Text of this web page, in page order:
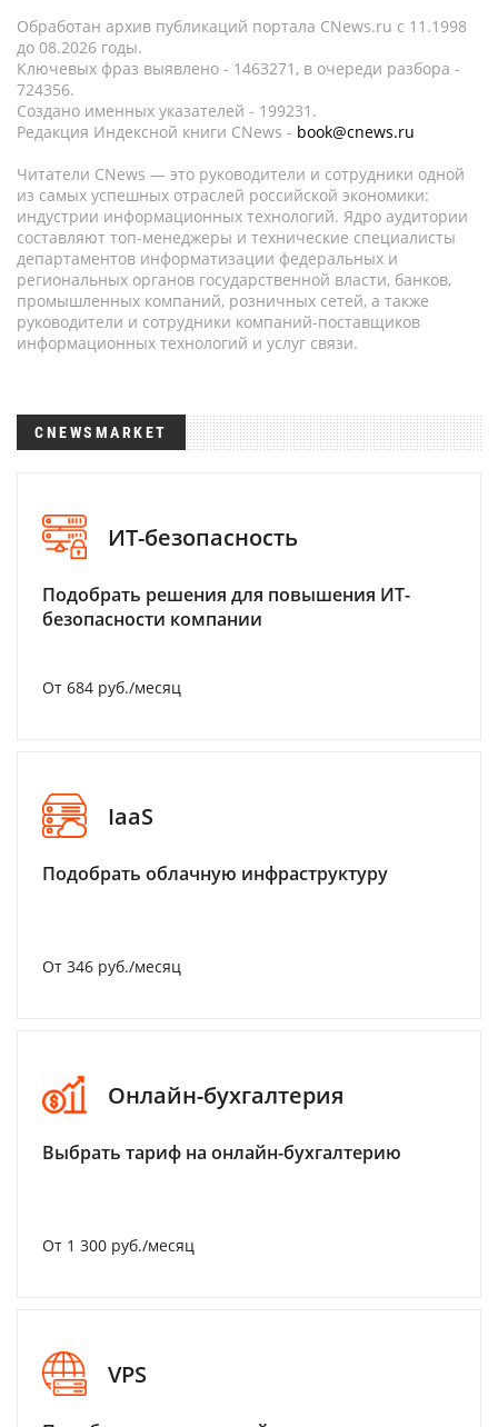
Обработан архив публикаций портала CNews.ru c 11.1998
до 08.2026 годы.
Ключевых фраз выявлено - 1463271, в очереди разбора -
724356.
Создано именных указателей - 199231.
Редакция Индексной книги CNews - book@cnews.ru
Читатели CNews — это руководители и сотрудники одной
из самых успешных отраслей российской экономики:
индустрии информационных технологий. Ядро аудитории
составляют топ-менеджеры и технические специалисты
департаментов информатизации федеральных и
региональных органов государственной власти, банков,
промышленных компаний, розничных сетей, а также
руководители и сотрудники компаний-поставщиков
информационных технологий и услуг связи.
CNEWSMARKET
ИТ-безопасность
Подобрать решения для повышения ИТ-
безопасности компании
От 684 руб./месяц
IaaS
Подобрать облачную инфраструктуру
От 346 руб./месяц
Онлайн-бухгалтерия
Выбрать тариф на онлайн-бухгалтерию
От 1 300 руб./месяц
VPS